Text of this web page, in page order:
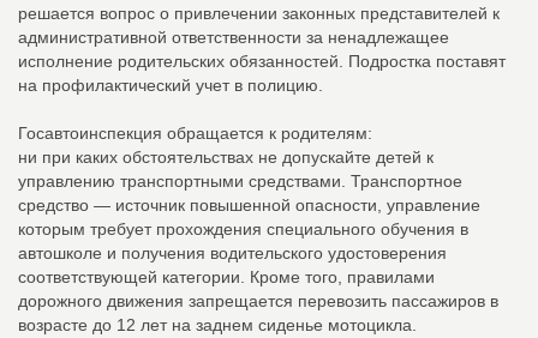
решается вопрос о привлечении законных представителей к
административной ответственности за ненадлежащее
исполнение родительских обязанностей. Подростка поставят
на профилактический учет в полицию.
Госавтоинспекция обращается к родителям:
ни при каких обстоятельствах не допускайте детей к
управлению транспортными средствами. Транспортное
средство — источник повышенной опасности, управление
которым требует прохождения специального обучения в
автошколе и получения водительского удостоверения
соответствующей категории. Кроме того, правилами
дорожного движения запрещается перевозить пассажиров в
возрасте до 12 лет на заднем сиденье мотоцикла.